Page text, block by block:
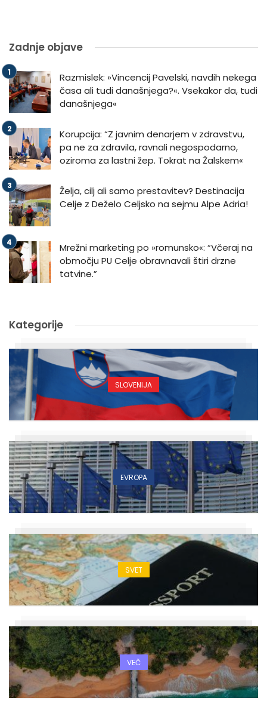
Zadnje objave
Razmislek: »Vincencij Pavelski, navdih nekega
časa ali tudi današnjega?«. Vsekakor da, tudi
današnjega«
Korupcija: “Z javnim denarjem v zdravstvu,
pa ne za zdravila, ravnali negospodarno,
oziroma za lastni žep. Tokrat na Žalskem«
Želja, cilj ali samo prestavitev? Destinacija
Celje z Deželo Celjsko na sejmu Alpe Adria!
Mrežni marketing po »romunsko«: “Včeraj na
območju PU Celje obravnavali štiri drzne
tatvine.”
Kategorije
SLOVENIJA
EVROPA
SVET
VEČ